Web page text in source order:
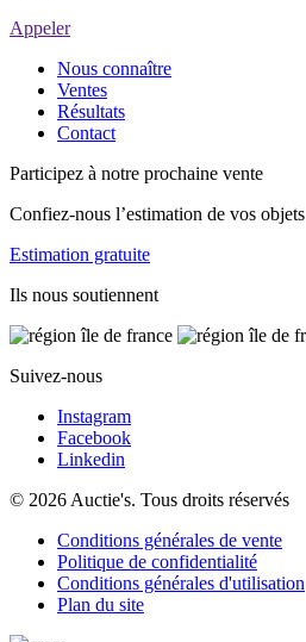
Appeler
Nous connaître
Ventes
Résultats
Contact
Participez à notre prochaine vente
Confiez-nous l’estimation de vos objets
Estimation gratuite
Ils nous soutiennent
Suivez-nous
Instagram
Facebook
Linkedin
© 2026 Auctie's. Tous droits réservés
Conditions générales de vente
Politique de confidentialité
Conditions générales d'utilisation
Plan du site